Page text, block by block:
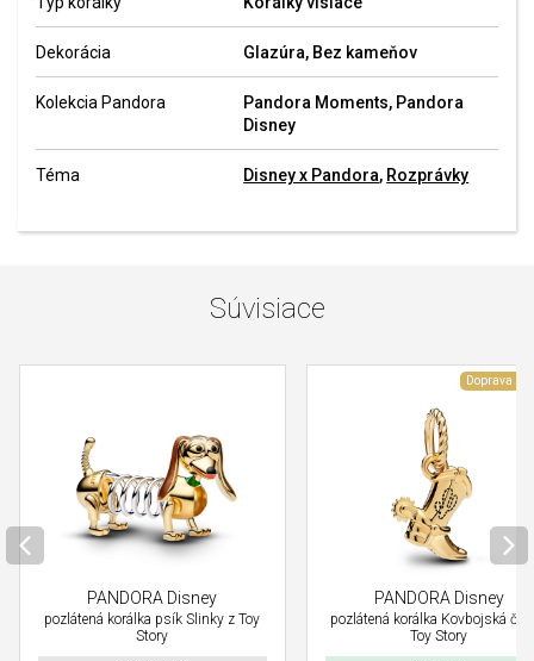
Dekorácia Glazúra, Bez kameňov
Kolekcia Pandora
Pandora Moments, Pandora
Disney
Téma Disney x Pandora, Rozprávky
Súvisiace
PANDORA Disney
pozlátená korálka psík Slinky z Toy
Story
Doprava
PANDORA Disney
pozlátená korálka Kovbojská
Toy Story